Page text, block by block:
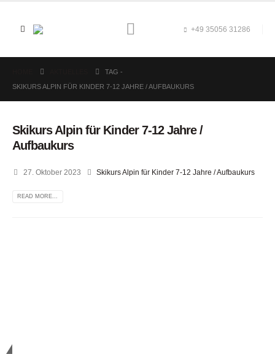
+49 35056 31286
TAG -
SKIKURS ALPIN FÜR KINDER 7-12 JAHRE / AUFBAUKURS
Skikurs Alpin für Kinder 7-12 Jahre /
Aufbaukurs
27. Oktober 2023 Skikurs Alpin für Kinder 7-12 Jahre / Aufbaukurs
READ MORE...